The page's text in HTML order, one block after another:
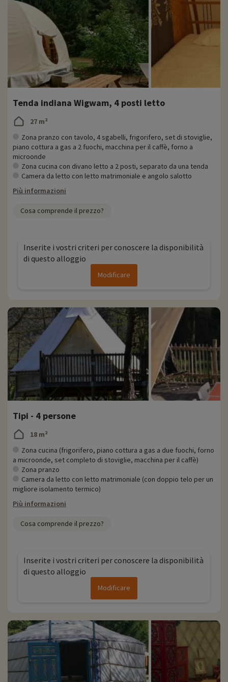
Tenda indiana Wigwam, 4 posti letto
27 m²
Zona pranzo con tavolo, 4 sgabelli, frigorifero, set di stoviglie,
piano cottura a gas a 2 fuochi, macchina per il caffè, forno a
microonde
Zona cucina con divano letto a 2 posti, separato da una tenda
Camera da letto con letto matrimoniale e angolo salotto
Più informazioni
Cosa comprende il prezzo?
Inserite i vostri criteri per conoscere la disponibilità
di questo alloggio
Modificare
Tipi - 4 persone
18 m²
Zona cucina (frigorifero, piano cottura a gas a due fuochi, forno
a microonde, set completo di stoviglie, macchina per il caffè)
Zona pranzo
Camera da letto con letto matrimoniale (con doppio telo per un
migliore isolamento termico)
Più informazioni
Cosa comprende il prezzo?
Inserite i vostri criteri per conoscere la disponibilità
di questo alloggio
Modificare